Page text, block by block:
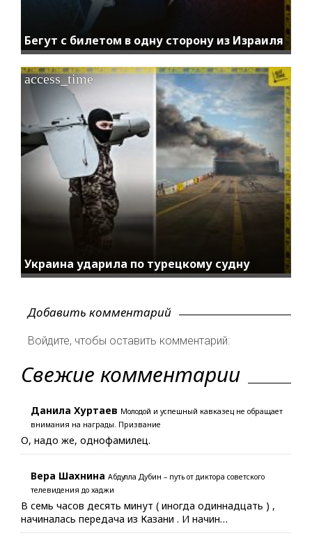
Бегут с билетом в одну сторону из Израиля
Украина ударила по турецкому судну
access_time
Добавить комментарий
Войдите, чтобы оставить комментарий:
Свежие комментарии
Данила Хуртаев Молодой и успешный кавказец не обращает
внимания на награды. Призвание
О, надо же, однофамилец.
Вера Шахнина Абдулла Дубин – путь от диктора советского
телевидения до хаджи
В семь часов десять минут ( иногда одиннадцать ) ,
начиналась передача из Казани . И начин…